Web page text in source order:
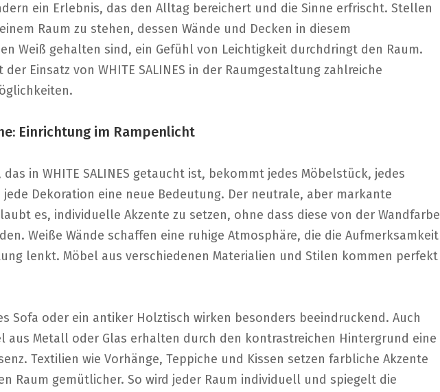
ein Erlebnis, das den Alltag bereichert und die Sinne erfrischt. Stellen
Raum zu stehen, dessen Wände und Decken in diesem
Weiß gehalten sind, ein Gefühl von Leichtigkeit durchdringt den Raum.
Einsatz von WHITE SALINES in der Raumgestaltung zahlreiche
Einrichtung im Rampenlicht
das in WHITE SALINES getaucht ist, bekommt jedes Möbelstück, jedes
jede Dekoration eine neue Bedeutung. Der neutrale, aber markante
es, individuelle Akzente zu setzen, ohne dass diese von der Wandfarbe
Weiße Wände schaffen eine ruhige Atmosphäre, die die Aufmerksamkeit
lenkt. Möbel aus verschiedenen Materialien und Stilen kommen perfekt
Sofa oder ein antiker Holztisch wirken besonders beeindruckend. Auch
aus Metall oder Glas erhalten durch den kontrastreichen Hintergrund eine
Textilien wie Vorhänge, Teppiche und Kissen setzen farbliche Akzente
Raum gemütlicher. So wird jeder Raum individuell und spiegelt die